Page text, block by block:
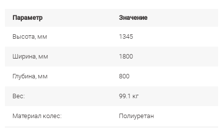
Параметр Значение
Высота, мм 1345
Ширина, мм 1800
Глубина, мм 800
Вес: 99.1 кг
Материал колес: Полиуретан